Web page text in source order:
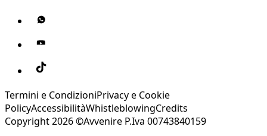
Termini e CondizioniPrivacy e Cookie
PolicyAccessibilitàWhistleblowingCredits
Copyright 2026 ©Avvenire P.Iva 00743840159